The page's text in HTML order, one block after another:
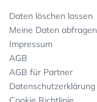
Daten löschen lassen
Meine Daten abfragen
Impressum
AGB
AGB für Partner
Datenschutzerklärung